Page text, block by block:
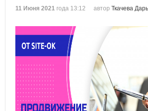
11 Июня 2021 года 13:12 автор Ткачева